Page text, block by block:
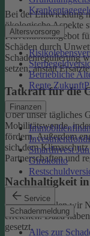
Altersvorsorge
Betriebliche
Rente
Finanzen
SmartInvest
Girokonto
Service
Schadenmeldung
Alles zur
Bei der Entwicklung
ökologische Aspekte
Präventionsangebot
Schäden durch
Schadenregulierung
setzen, anstatt
Tatkraft für die
Über unser tägliches
Mobilitätswende,
fördern. Außerdem
sich dem
Partnerschaften und
Nachhaltigkeit
Bis 2050 wollen wir
erreichen. Dazu
gesetzt.